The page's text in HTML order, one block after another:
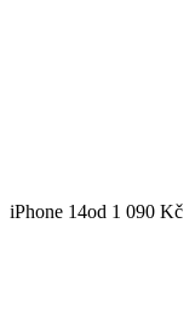
iPhone 14od 1 090 Kč